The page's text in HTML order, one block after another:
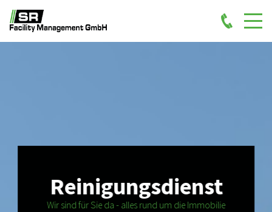
Reinigungsdienst
Wir sind für Sie da - alles rund um die Immobilie